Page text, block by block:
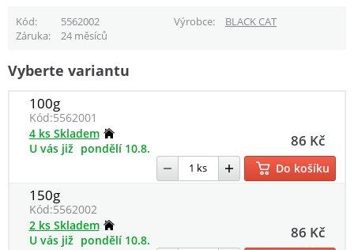
Kód 5562002 Výrobce
BLACK CAT
Záruka
24 měsíců
Vyberte variantu
100g
Kód:5562001
86 Kč
4 ks Skladem
U vás již pondělí 10.8.
Do košíku
150g
Kód:5562002
86 Kč
2 ks Skladem
U vás již pondělí 10.8.